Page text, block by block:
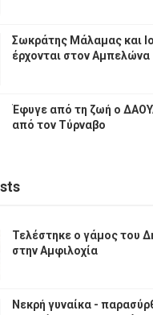
Σωκράτης Μάλαμας και
έρχονται στον Αμπελώνα
Έφυγε από τη ζωή ο
από τον Τύρναβο
Τελέστηκε ο γάμος του
στην Αμφιλοχία
Νεκρή γυναίκα -